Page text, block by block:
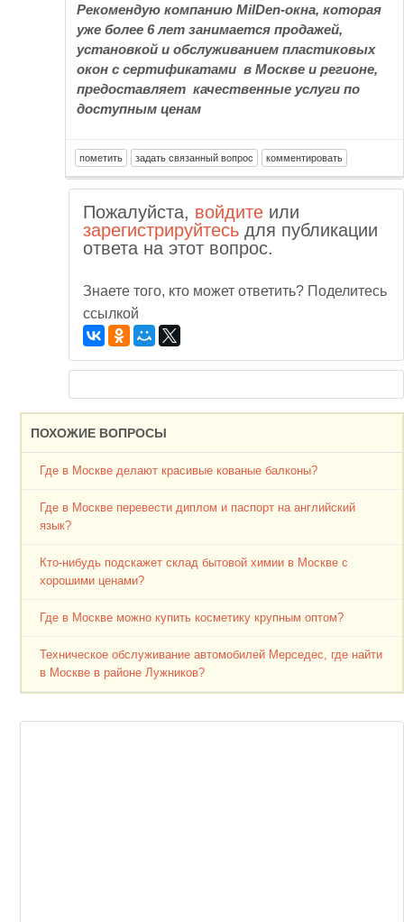
Рекомендую компанию MilDen-окна, которая
уже более 6 лет занимается продажей,
установкой и обслуживанием пластиковых
окон с сертификатами в Москве и регионе,
предоставляет качественные услуги по
доступным ценам
Пожалуйста, войдите или
зарегистрируйтесь для публикации
ответа на этот вопрос.
Знаете того, кто может ответить? Поделитесь
ссылкой
ПОХОЖИЕ ВОПРОСЫ
Где в Москве делают красивые кованые балконы?
Где в Москве перевести диплом и паспорт на английский
язык?
Кто-нибудь подскажет склад бытовой химии в Москве с
хорошими ценами?
Где в Москве можно купить косметику крупным оптом?
Техническое обслуживание автомобилей Мерседес, где найти
в Москве в районе Лужников?